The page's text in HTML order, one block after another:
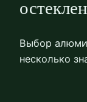
Выбор
несколько